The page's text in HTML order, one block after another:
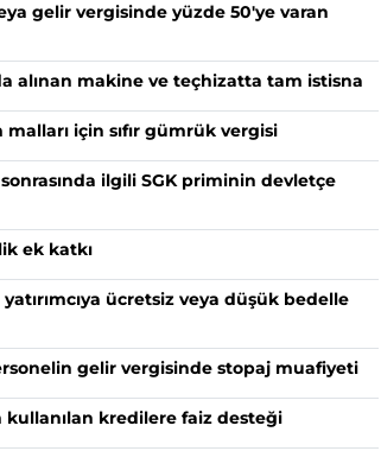
gelir vergisinde yüzde 50'ye varan
alınan makine ve teçhizatta tam istisna
malları için sıfır gümrük vergisi
ilgili SGK priminin devletçe
ek katkı
ücretsiz veya düşük bedelle
gelir vergisinde stopaj muafiyeti
kredilere faiz desteği